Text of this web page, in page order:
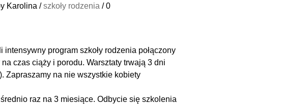
Karolina /szkoły rodzenia /0
intensywny program szkoły rodzenia połączony
czas ciąży i porodu. Warsztaty trwają 3 dni
Zapraszamy na nie wszystkie kobiety
raz na 3 miesiące. Odbycie się szkolenia